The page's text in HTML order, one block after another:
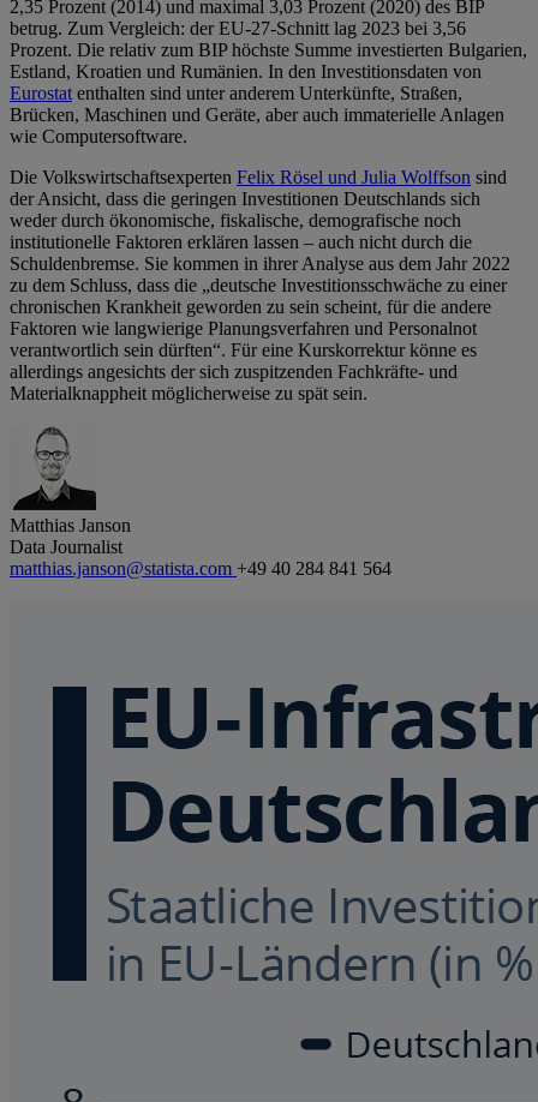
2,35 Prozent (2014) und maximal 3,03 Prozent (2020) des BIP
betrug. Zum Vergleich: der EU-27-Schnitt lag 2023 bei 3,56
Prozent. Die relativ zum BIP höchste Summe investierten Bulgarien,
Estland, Kroatien und Rumänien. In den Investitionsdaten von
Eurostatenthalten sind unter anderem Unterkünfte, Straßen,
Brücken, Maschinen und Geräte, aber auch immaterielle Anlagen
wie Computersoftware.
Die Volkswirtschaftsexperten Felix Rösel und Julia Wolffson sind
der Ansicht, dass die geringen Investitionen Deutschlands sich
weder durch ökonomische, fiskalische, demografische noch
institutionelle Faktoren erklären lassen – auch nicht durch die
Schuldenbremse. Sie kommen in ihrer Analyse aus dem Jahr 2022
zu dem Schluss, dass die „deutsche Investitionsschwäche zu einer
chronischen Krankheit geworden zu sein scheint, für die andere
Faktoren wie langwierige Planungsverfahren und Personalnot
verantwortlich sein dürften“. Für eine Kurskorrektur könne es
allerdings angesichts der sich zuspitzenden Fachkräfte- und
Materialknappheit möglicherweise zu spät sein.
Matthias Janson
Data Journalist
matthias.janson@statista.com +49 40 284 841 564